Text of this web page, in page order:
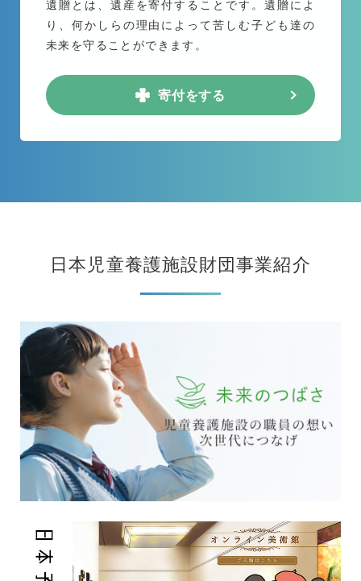
遺贈とは、遺産を寄付することです。遺贈によ
り、何かしらの理由によって苦しむ子ども達の
未来を守ることができます。
寄付をする
日本児童養護施設財団事業紹介